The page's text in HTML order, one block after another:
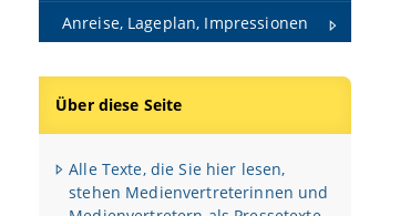
Anreise, Lageplan, Impressionen
Über diese Seite
Alle Texte, die Sie hier lesen,
stehen Medienvertreterinnen und